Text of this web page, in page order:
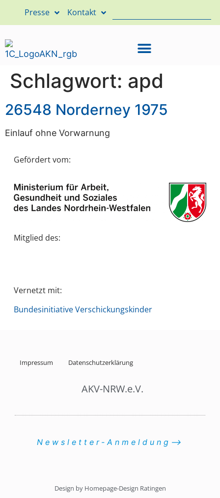
Presse Kontakt
Schlagwort: apd
26548 Norderney 1975
Einlauf ohne Vorwarnung
Gefördert vom:
Mitglied des:
Vernetzt mit:
Bundesinitiative Verschickungskinder
Impressum Datenschutzerklärung
AKV-NRW.e.V.
Newsletter-Anmeldung⟶
Design by Homepage-Design Ratingen